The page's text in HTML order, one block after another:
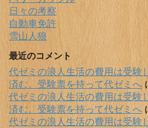
日々の考察
自動車免許
雪山人狼
最近のコメント
代ゼミの浪人生活の費用は受験
済む。受験票を持って代ゼミへ
代ゼミの浪人生活の費用は受験
済む。受験票を持って代ゼミへ
代ゼミの浪人生活の費用は受験